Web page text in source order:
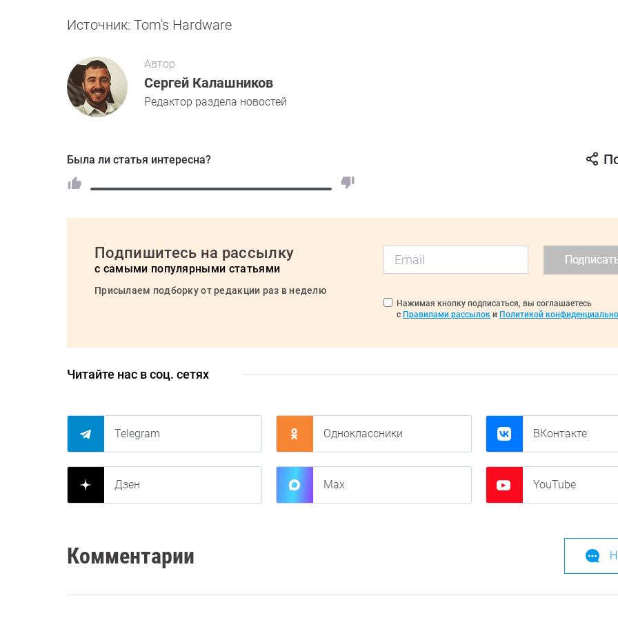
Источник: Tom's Hardware
Автор
Сергей Калашников
Редактор раздела новостей
Была ли статья интересна?
Подпишитесь на рассылку
с самыми популярными статьями
Присылаем подборку от редакции раз в неделю
Нажимая кнопку подписаться, вы соглашаетесь
с Правилами рассылок и Политикой
Читайте нас в соц. сетях
Telegram Одноклассники ВКонтакте
Дзен Max YouTube
Комментарии